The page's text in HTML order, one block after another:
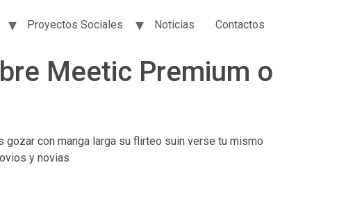
Proyectos Sociales Noticias Contactos
Meetic Premium o
con manga larga su flirteo suin verse tu mismo
y novias